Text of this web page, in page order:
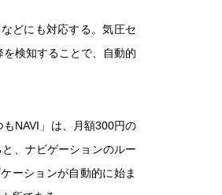
どにも対応する。気圧セ
検知することで、自動的
NAVI」は、月額300円の
、ナビゲーションのルー
ーションが自動的に始ま